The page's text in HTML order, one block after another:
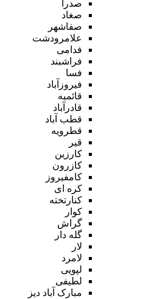
صدرا
صغاد
صفاشهر
علامرودشت
فدامی
فراشبند
فسا
فیروزآباد
قائمیه
قادرآباد
قطب آباد
قطرویه
قیر
کارزین
کازرون
کامفیروز
کره ای
کنارتخته
کوار
گراش
گله دار
لار
لامرد
لپویی
لطیفی
مبارک آباد دیز